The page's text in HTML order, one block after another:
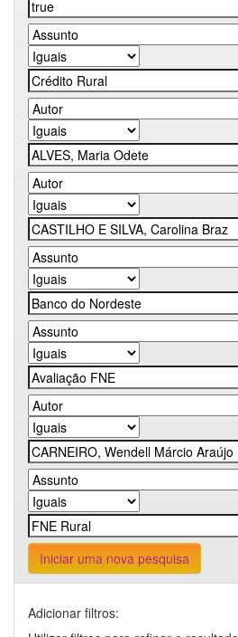
Iniciar uma nova pesquisa
Adicionar filtros: